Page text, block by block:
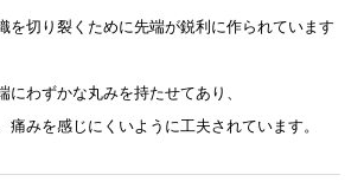
を切り裂くために先端が鋭利に作られています
にわずかな丸みを持たせてあり、
痛みを感じにくいように工夫されています。